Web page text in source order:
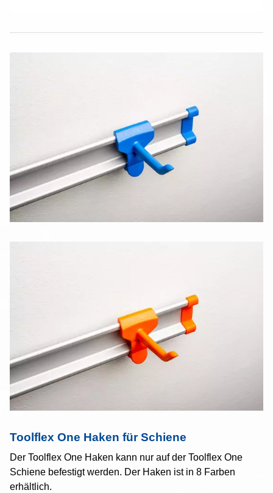
Toolflex One Haken für Schiene
Der Toolflex One Haken kann nur auf der Toolflex One
Schiene befestigt werden. Der Haken ist in 8 Farben
erhältlich.